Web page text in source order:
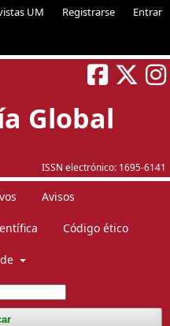
UM Registrarse Entrar
ISSN electrónico: 1695-6141
Global
Avisos
Código ético